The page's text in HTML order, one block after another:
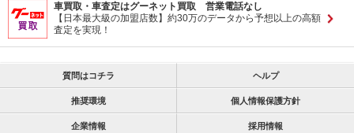
車買取・車査定はグーネット買取 営業電話なし
【日本最大級の加盟店数】約30万のデータから予想以上の高額
査定を実現！
質問はコチラ ヘルプ
推奨環境 個人情報保護方針
企業情報 採用情報